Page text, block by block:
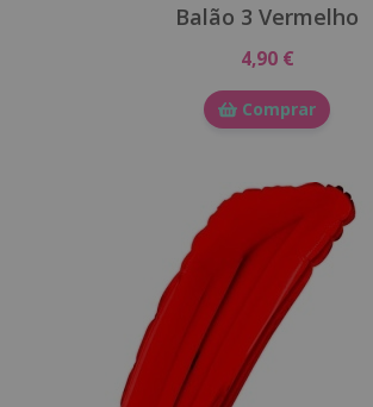
Balão 3 Vermelho
4,90 €
Comprar